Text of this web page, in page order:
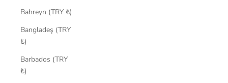
Bahreyn (TRY ₺)
Bangladeş (TRY
₺)
Barbados (TRY
₺)